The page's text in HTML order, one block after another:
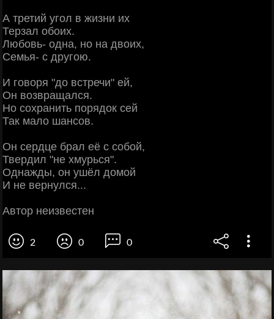
А третий угол в жизни их
Терзал обоих.
Любовь- одна, но на двоих,
Семья- с другою.
И говоря "до встречи" ей,
Он возвращался.
Но сохранить порядок сей
Так мало шансов.
Он сердце брал её с собой,
Твердил "не хмурься".
Однажды, он ушёл домой
И не вернулся...
Автор неизвестен
2 0 0